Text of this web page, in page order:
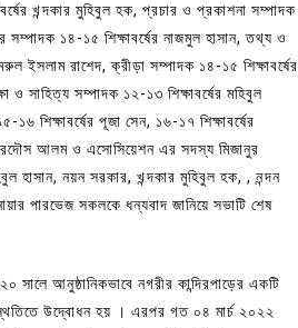
খন্দকার মুহিবুল হক, প্রচার ও প্রকাশনা সম্পাদক
১৪-১৫ শিক্ষাবর্ষের নাজমুল হাসান, তথ্য ও
ইসলাম রাশেদ, ক্রীড়া সম্পাদক ১৪-১৫ শিক্ষাবর্ষের
ও সাহিত্য সম্পাদক ১২-১৩ শিক্ষাবর্ষের মহিবুল
শিক্ষাবর্ষের পূজা সেন, ১৬-১৭ শিক্ষাবর্ষের
আলম ও এসোসিয়েশন এর সদস্য মিজানুর
হাসান, নয়ন সরকার, খন্দকার মুহিবুল হক, , নন্দন
পারভেজ সকলকে ধন্যবাদ জানিয়ে সভাটি শেষ
আনুষ্ঠানিকভাবে নগরীর কান্দিরপাড়ের একটি
উদ্বোধন হয় । এরপর গত ০৪ মার্চ ২০২২